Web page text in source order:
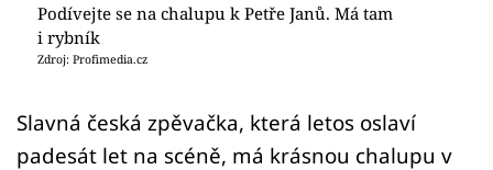
Sledujte nás
Podívejte se na chalupu k Petře Janů. Má tam
i rybník
Zdroj: Profimedia.cz
Slavná česká zpěvačka, která letos oslaví
padesát let na scéně, má krásnou chalupu v